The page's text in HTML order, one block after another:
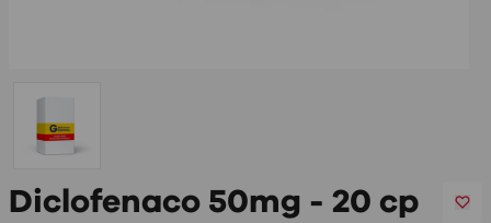
Diclofenaco 50mg - 20 cp